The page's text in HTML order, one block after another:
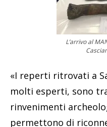
L’arrivo al
«I reperti ritrovati a
molti esperti, sono
rinvenimenti
permettono di